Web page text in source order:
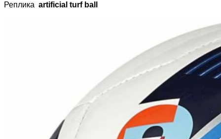
Реплика artificial turf ball